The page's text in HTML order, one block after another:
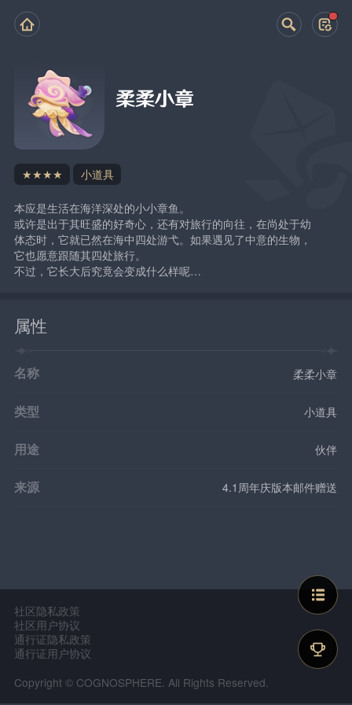
柔柔小章
★★★★ 小道具
本应是生活在海洋深处的小小章鱼。
或许是出于其旺盛的好奇心，还有对旅行的向往，在尚处于幼
体态时，它就已然在海中四处游弋。如果遇见了中意的生物，
它也愿意跟随其四处旅行。
不过，它长大后究竟会变成什么样呢…
属性
名称 柔柔小章
类型 小道具
用途 伙伴
来源 4.1周年庆版本邮件赠送
社区隐私政策
社区用户协议
通行证隐私政策
通行证用户协议
Copyright © COGNOSPHERE. All Rights Reserved.